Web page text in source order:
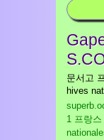
문서고
hives
1 프랑